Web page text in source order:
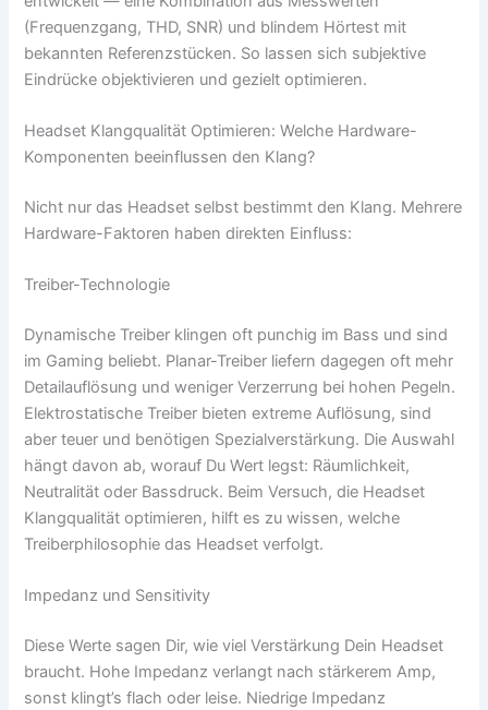
(Frequenzgang, THD, SNR) und blindem Hörtest mit
bekannten Referenzstücken. So lassen sich subjektive
Eindrücke objektivieren und gezielt optimieren.
Headset Klangqualität Optimieren: Welche Hardware-
Komponenten beeinflussen den Klang?
Nicht nur das Headset selbst bestimmt den Klang. Mehrere
Hardware-Faktoren haben direkten Einfluss:
Treiber-Technologie
Dynamische Treiber klingen oft punchig im Bass und sind
im Gaming beliebt. Planar-Treiber liefern dagegen oft mehr
Detailauflösung und weniger Verzerrung bei hohen Pegeln.
Elektrostatische Treiber bieten extreme Auflösung, sind
aber teuer und benötigen Spezialverstärkung. Die Auswahl
hängt davon ab, worauf Du Wert legst: Räumlichkeit,
Neutralität oder Bassdruck. Beim Versuch, die Headset
Klangqualität optimieren, hilft es zu wissen, welche
Treiberphilosophie das Headset verfolgt.
Impedanz und Sensitivity
Diese Werte sagen Dir, wie viel Verstärkung Dein Headset
braucht. Hohe Impedanz verlangt nach stärkerem Amp,
sonst klingt’s flach oder leise. Niedrige Impedanz